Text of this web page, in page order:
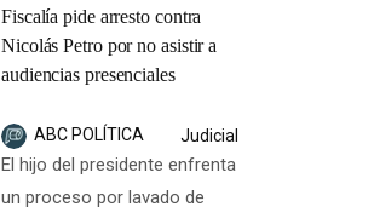
Fiscalía pide arresto contra
Nicolás Petro por no asistir a
audiencias presenciales
ABC POLÍTICA Judicial
El hijo del presidente enfrenta
un proceso por lavado de